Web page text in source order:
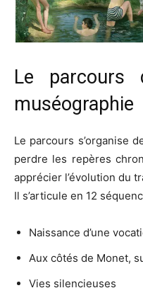
Le parcours
muséographie
Le parcours s’organise
perdre les repères
apprécier l’évolution du
Il s’articule en 12
Naissance d’une
Aux côtés de Monet,
Vies silencieuses